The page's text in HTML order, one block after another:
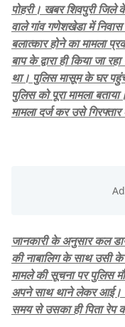
पोहरी। खबर शिवपुरी जिले
वाले गांव गणेशखेडा में
बलात्कार होने का मामला
बाप के द्वारा ही किया जा
था। पुलिस मासूम के घर
पुलिस को पूरा मामला
मामला दर्ज कर उसे
जानकारी के अनुसार कल
की नाबालिग के साथ उसी के
मामले की सूचना पर पुलिस
अपने साथ थाने लेकर आई।
समय से उसका ही पिता रेप